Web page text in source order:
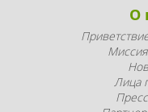
О
Лица